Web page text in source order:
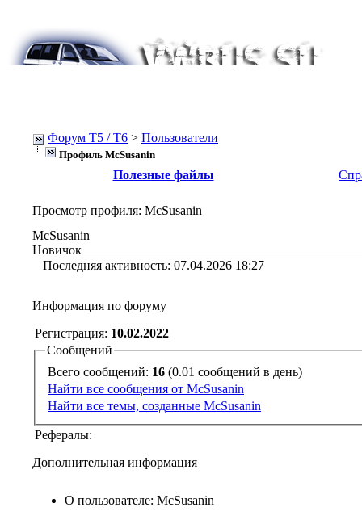
Форум Т5 / T6 > Пользователи
Профиль McSusanin
Полезные файлы
Просмотр профиля: McSusanin
McSusanin
Новичок
Последняя активность: 07.04.2026 18:27
Информация по форуму
Регистрация: 10.02.2022
Сообщений
Всего сообщений: 16
(0.01 сообщений в день)
Найти все сообщения от McSusanin
Найти все темы, созданные McSusanin
Рефералы:
Дополнительная информация
О пользователе: McSusanin